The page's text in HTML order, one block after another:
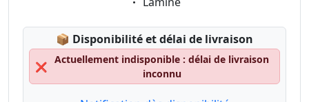
📦 Lagerstatus:
Disponibilité et délai de livraison
❌
Actuellement indisponible : délai de livraison
inconnu